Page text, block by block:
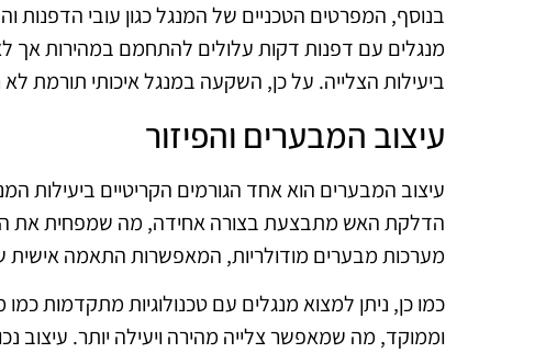
בנוסף, המפרטים הטכניים של המנגל כגון עובי
מנגלים עם דפנות דקות עלולים להתחמם במהירות אך
ביעילות הצלייה. על כן, השקעה במנגל איכותי תורמת
עיצוב המבערים והפיזור
עיצוב המבערים הוא אחד הגורמים הקריטיים ביעילות
הדלקת האש מתבצעת בצורה אחידה, מה שמפחית את
מערכות מבערים מודולריות, המאפשרות התאמה
כמו כן, ניתן למצוא מנגלים עם טכנולוגיות מתקדמות
וממוקד, מה שמאפשר צלייה מהירה ויעילה יותר. עיצוב